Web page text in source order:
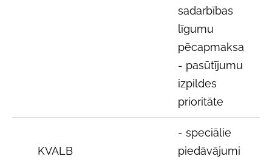
sadarbības
līgumu
pēcapmaksa
- pasūtījumu
izpildes
prioritāte
KVALB
- speciālie
piedāvājumi